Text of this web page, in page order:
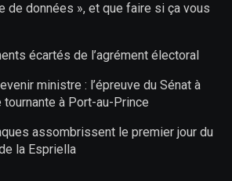
de données », et que faire si ça vous
écartés de l’agrément électoral
ministre : l’épreuve du Sénat à
à Port-au-Prince
assombrissent le premier jour du
la Espriella